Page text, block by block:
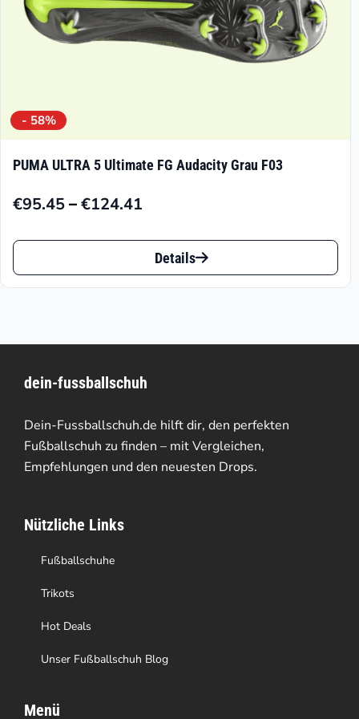
gewählt
werden
- 58%
PUMA ULTRA 5 Ultimate FG Audacity Grau F03
€95.45–€124.41
Preisspanne:
€95.45
€124.41
Dieses
Produkt
auf.
Die
Optionen
können
der
Produktseite
gewählt
werden
Details
dein-fussballschuh
Dein-Fussballschuh.de hilft dir, den perfekten
Fußballschuh zu finden – mit Vergleichen,
Empfehlungen und den neuesten Drops.
Nützliche Links
Fußballschuhe
Trikots
Hot Deals
Unser Fußballschuh Blog
Menü